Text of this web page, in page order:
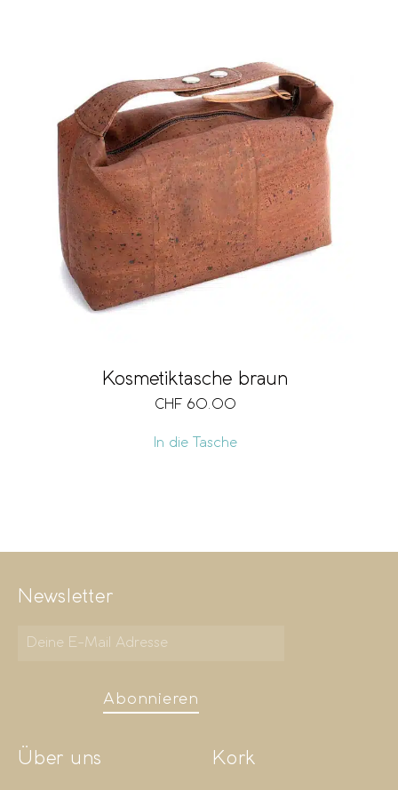
Kosmetiktasche braun
CHF 60.00
In die Tasche
Newsletter
Abonnieren
Über uns Kork